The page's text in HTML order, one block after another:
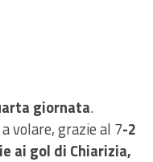
giornata.
volare, grazie al 7-2
ai gol di Chiarizia,